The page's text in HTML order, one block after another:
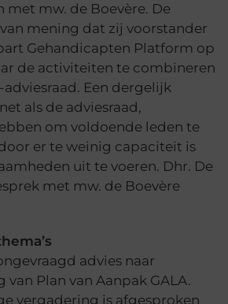
met mw. de Boevère. De
mening dat zij voorstander
Gehandicapten Platform op
de activiteiten te combineren
Een dergelijk
als de adviesraad,
om voldoende leden te
er te weinig capaciteit is
uit te voeren. Dhr. De
met mw. de Boevère
advies naar
van Plan van Aanpak GALA.
vergadering is afgesproken